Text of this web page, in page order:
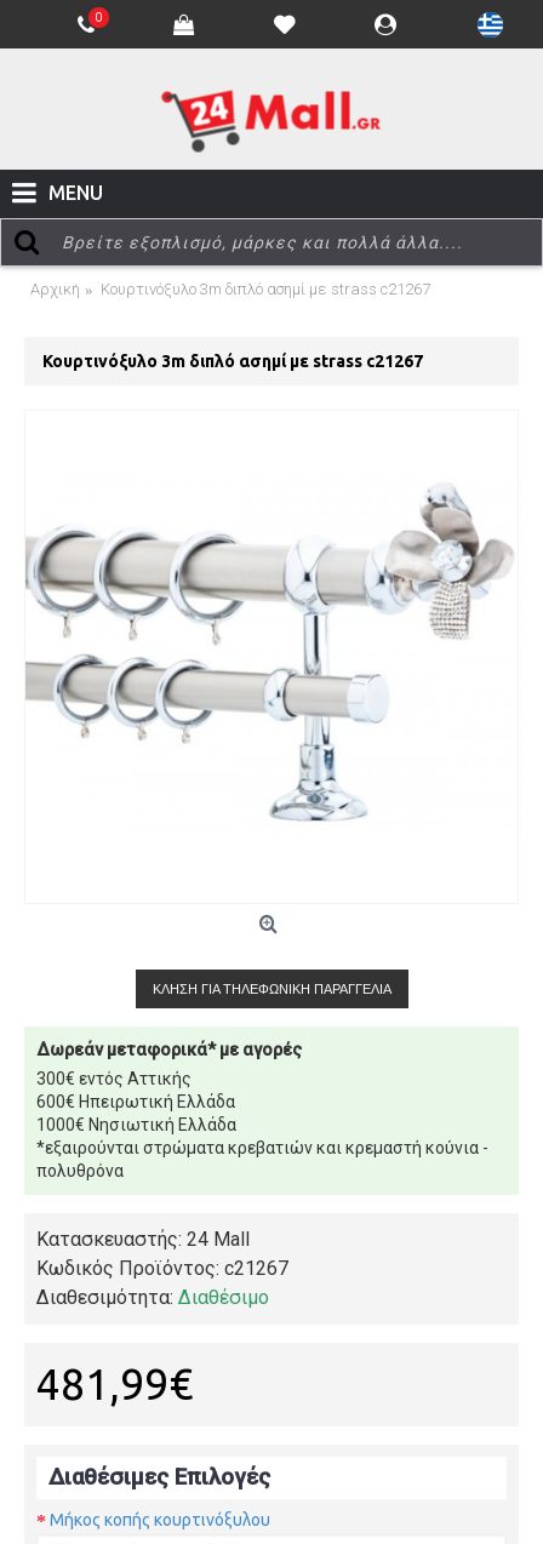
0
MENU
Αρχική Κουρτινόξυλο 3m διπλό ασημί με strass c21267
Κουρτινόξυλο 3m διπλό ασημί με strass c21267
ΚΛΉΣΗ ΓΙΑ ΤΗΛΕΦΩΝΙΚΉ ΠΑΡΑΓΓΕΛΊΑ
Δωρεάν μεταφορικά* με αγορές
300€ εντός Αττικής
600€ Ηπειρωτική Ελλάδα
1000€ Νησιωτική Ελλάδα
*εξαιρούνται στρώματα κρεβατιών και κρεμαστή κούνια -
πολυθρόνα
Κατασκευαστής: 24 Mall
Κωδικός Προϊόντος: c21267
Διαθεσιμότητα: Διαθέσιμο
481,99€
Διαθέσιμες Επιλογές
Μήκος κοπής κουρτινόξυλου